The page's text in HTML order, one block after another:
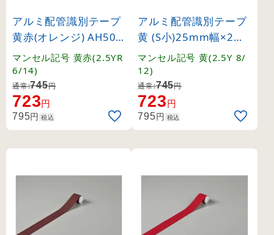
アルミ配管識別テープ
黄赤(オレンジ) AH504
(S小) (188504)
マンセル記号 黄赤(2.5YR
6/14)
通常:745円
723円
795円 税込
アルミ配管識別テープ
黄 (S小)25mm幅×2m
巻 (188519)
マンセル記号 黄(2.5Y 8/
12)
通常:745円
723円
795円 税込